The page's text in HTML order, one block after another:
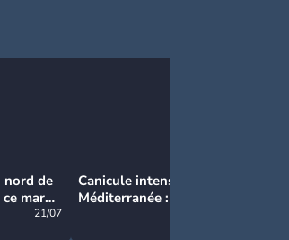
nord de
mardi
21/07
Canicule intense en
Méditerranée : près de 50°C